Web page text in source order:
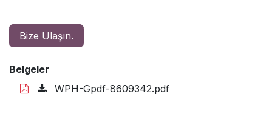
Bize Ulaşın.
Belgeler
WPH-Gpdf-8609342.pdf